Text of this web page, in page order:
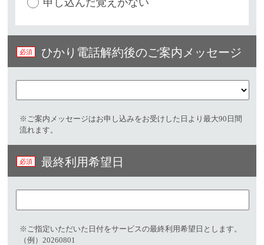
ひかり電話解約後のご案内メッセージ
※ご案内メッセージはお申し込みをお受けした日より最大90日間
流れます。
最終利用希望日
※ご指定いただいた日付をサービスの最終利用希望日とします。
（例）20260801